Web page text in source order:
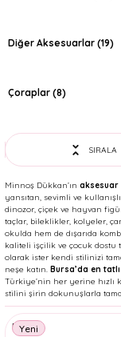
Diğer Aksesuarlar (19)
Çoraplar (8)
SIRALA
Minnoş Dükkan’ın aksesuar
yansıtan, sevimli ve
dinozor, çiçek ve hayvan
taçlar, bileklikler, kolyeler,
okulda hem de dışarıda
kaliteli işçilik ve çocuk dostu
olarak ister kendi stilinizi
neşe katın. Bursa’da en
Türkiye’nin her yerine hızlı
stilini şirin dokunuşlarla
Yeni
Mikro